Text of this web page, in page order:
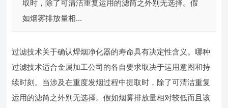
取时，除了可清洁重复运用的滤筒之外别无选择。假
如烟雾排放量相...
过滤技术关于确认焊烟净化器的寿命具有决定性含义。哪种
过滤技术适合金属加工公司的各自要求取决于运用意图和持
续时刻。当涉及在重度发烟过程中提取时，除了可清洁重复
运用的滤筒之外别无选择。假如烟雾排放量相对较低而且该